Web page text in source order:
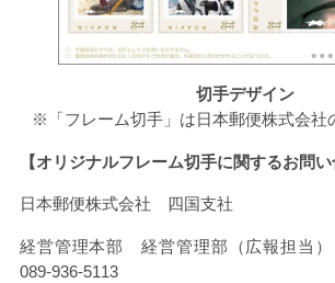
切手デザイン
※「フレーム切手」は日本郵便株式会社
【オリジナルフレーム切手に関するお問い
日本郵便株式会社 四国支社
経営管理本部 経営管理部（広報担当
089-936-5113